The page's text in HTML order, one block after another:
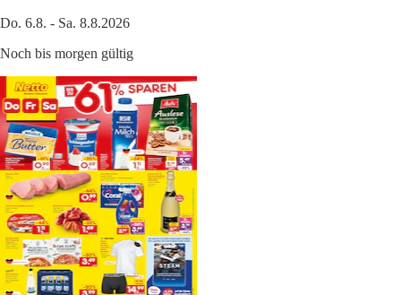
Do. 6.8. - Sa. 8.8.2026
Noch bis morgen gültig